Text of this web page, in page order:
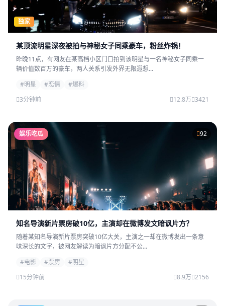
独家
某顶流明星深夜被拍与神秘女子同乘豪车，粉丝炸锅！
昨晚11点，有网友在某高档小区门口拍到该明星与一名神秘女子同乘一
辆价值数百万的豪车，两人关系引发外界无限遐想...
#明星
#恋情
#爆料
3分钟前
12.8万 3421
娱乐吃瓜 92
知名导演新片票房破10亿，主演却在微博发文暗讽片方？
随着某知名导演新片票房突破10亿大关，主演之一却在微博发出一条意
味深长的文字，被网友解读为暗讽片方分配不公...
#电影
#票房
#明星
15分钟前
8.9万 2156